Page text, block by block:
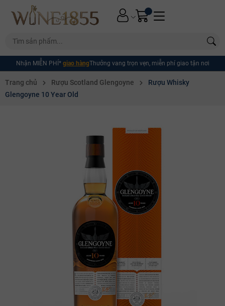
Nhận MIỄN PHÍ* giao hàngThưởng vang trọn vẹn, miễn phí giao tận nơi
Trang chủ Rượu Scotland Glengoyne
Rượu Whisky
Glengoyne 10 Year Old